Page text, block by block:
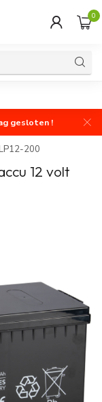
0
gesloten !
200
12 volt